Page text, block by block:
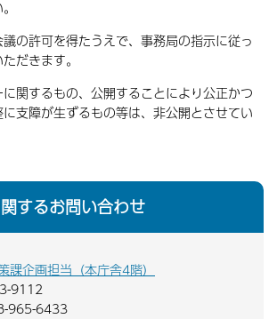
の許可を得たうえで、事務局の指示に従っ
だきます。
関するもの、公開することにより公正かつ
支障が生ずるもの等は、非公開とさせてい
するお問い合わせ
課企画担当（本庁舎4階）
9112
965-6433